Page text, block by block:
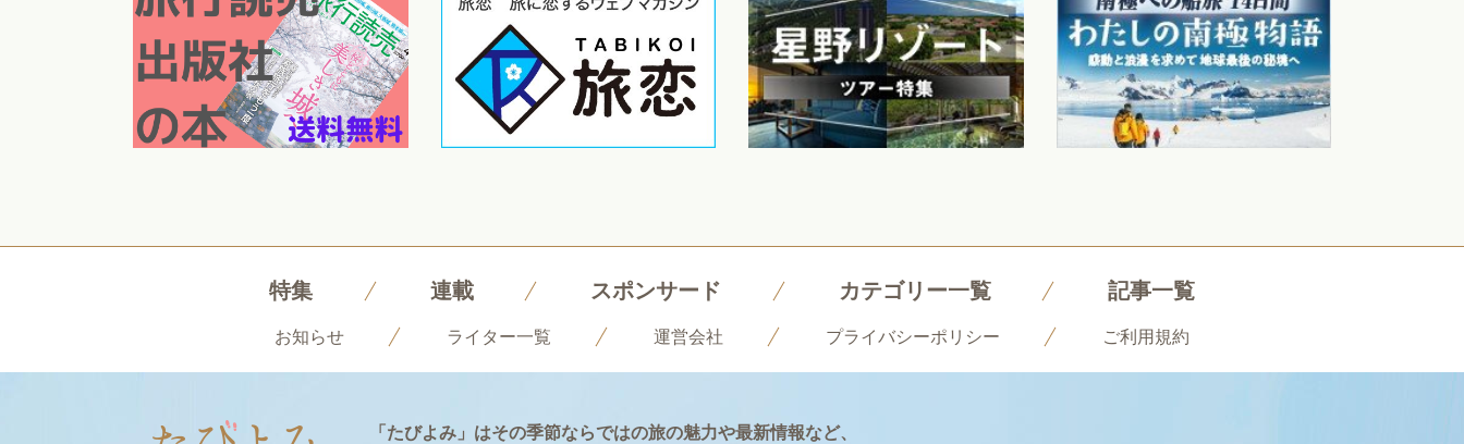
特集 連載 スポンサード カテゴリー一覧 記事一覧
お知らせ ライター一覧 運営会社 プライバシーポリシー ご利用規約
「たびよみ」はその季節ならではの旅の魅力や最新情報など、